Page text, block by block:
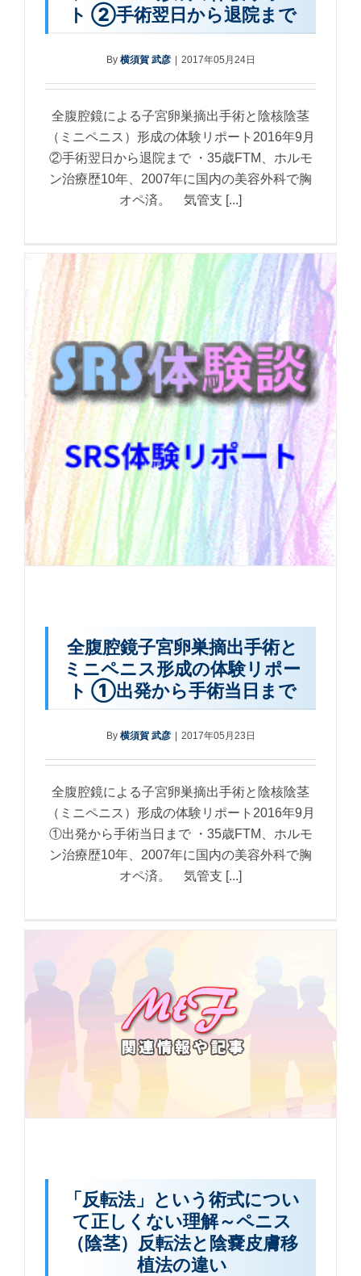
ト ②手術翌日から退院まで
By 横須賀 武彦 | 2017年05月24日
全腹腔鏡による子宮卵巣摘出手術と陰核陰茎
（ミニペニス）形成の体験リポート2016年9月
②手術翌日から退院まで ・35歳FTM、ホルモ
ン治療歴10年、2007年に国内の美容外科で胸
オペ済。 気管支 [...]
全腹腔鏡子宮卵巣摘出手術と
ミニペニス形成の体験リポー
ト ①出発から手術当日まで
By 横須賀 武彦 | 2017年05月23日
全腹腔鏡による子宮卵巣摘出手術と陰核陰茎
（ミニペニス）形成の体験リポート2016年9月
①出発から手術当日まで ・35歳FTM、ホルモ
ン治療歴10年、2007年に国内の美容外科で胸
オペ済。 気管支 [...]
「反転法」という術式につい
て正しくない理解～ペニス
（陰茎）反転法と陰嚢皮膚移
植法の違い